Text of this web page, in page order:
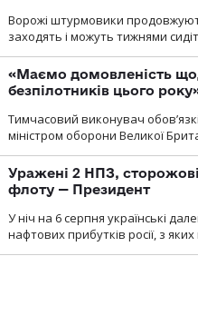
Ворожі штурмовики
заходять і можуть тижнями
«Маємо домовленість
безпілотників цього
Тимчасовий виконувач
міністром оборони Великої
Уражені 2 НПЗ, сторожові
флоту — Президент
У ніч на 6 серпня українські
нафтових прибутків росії, з